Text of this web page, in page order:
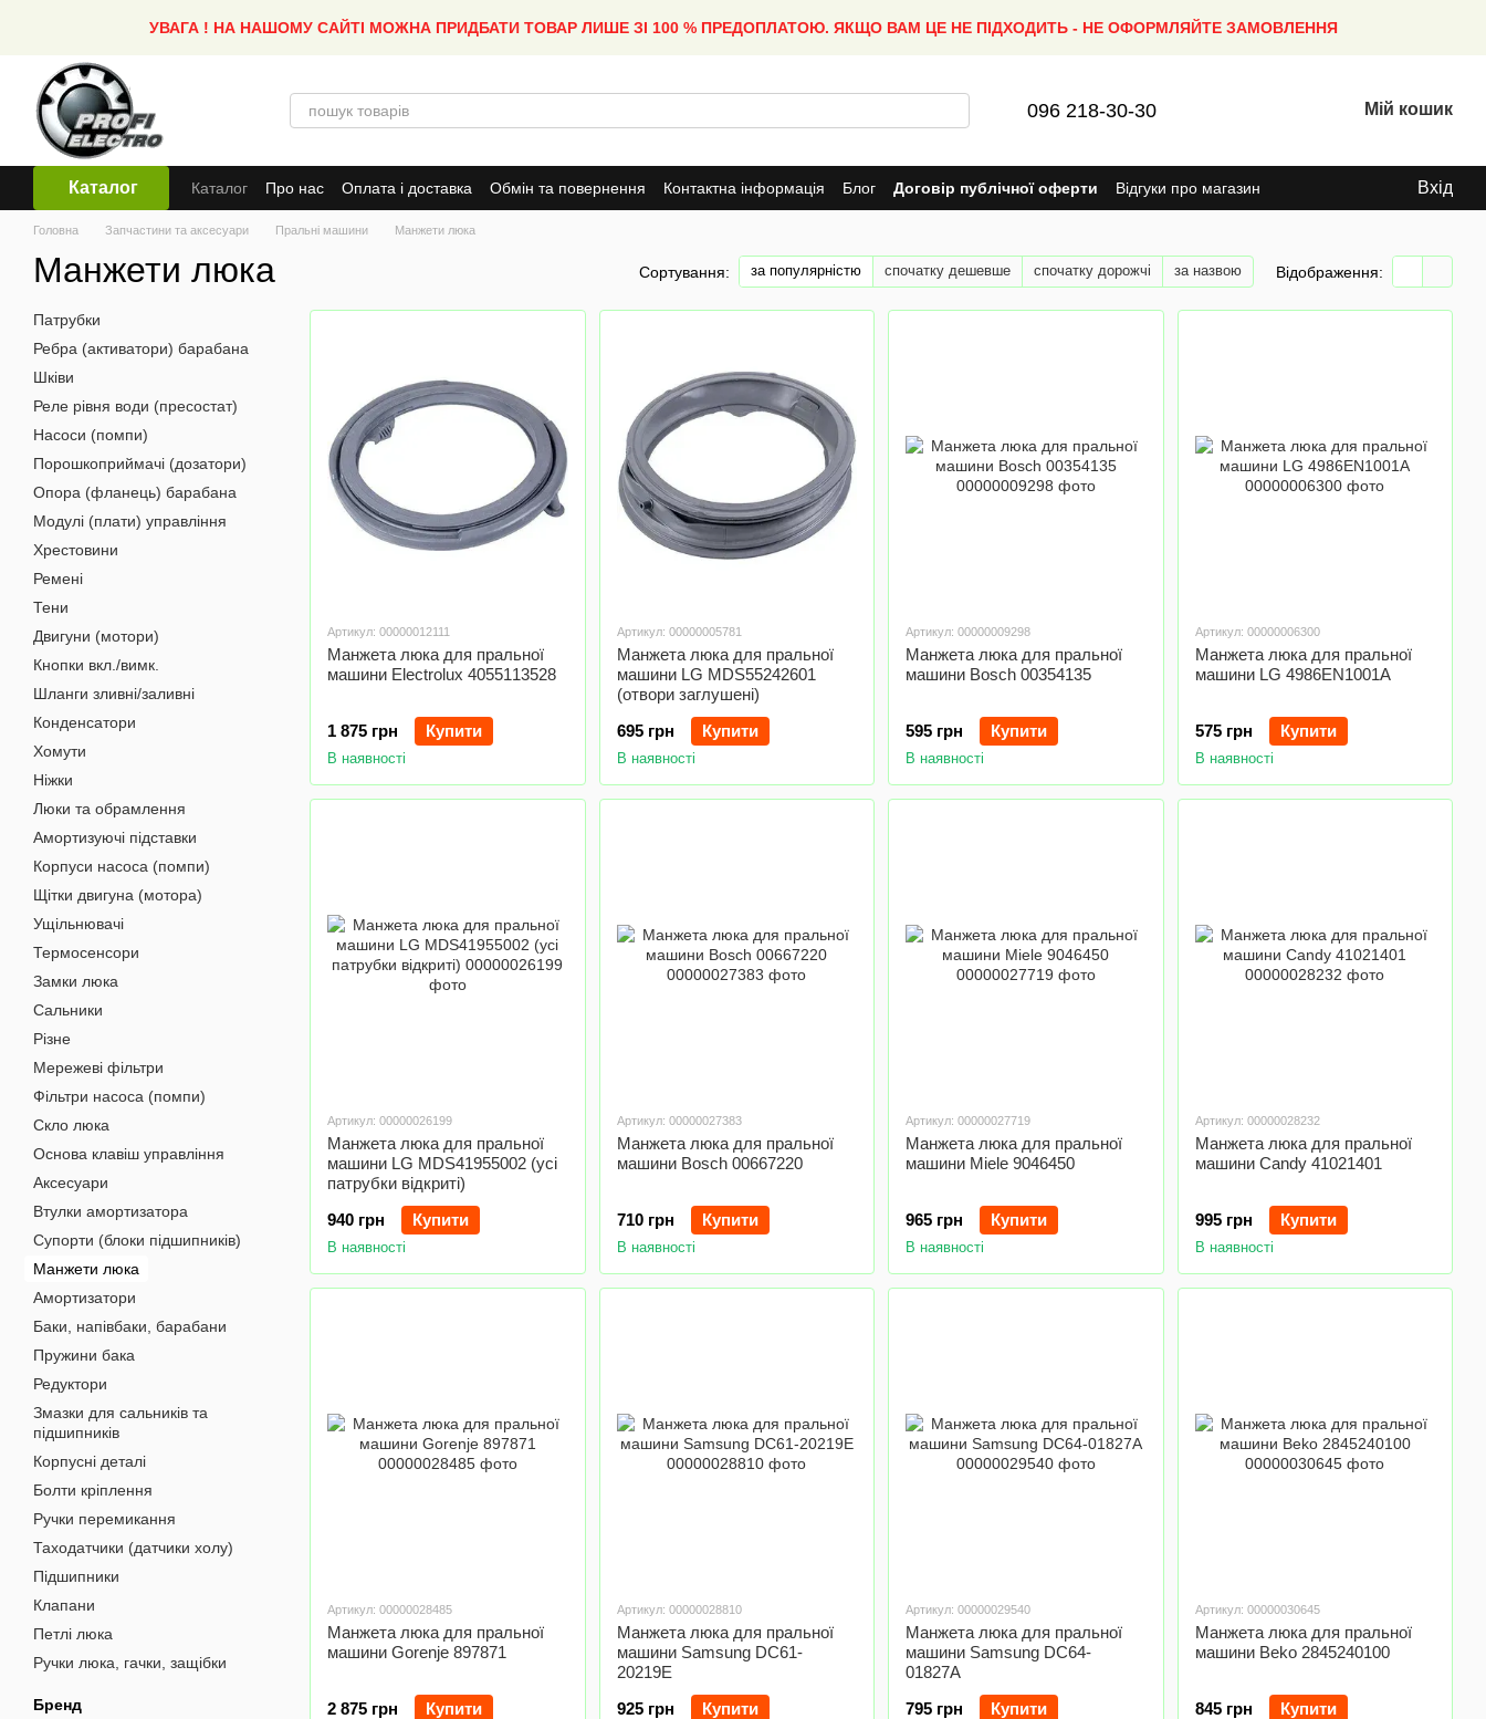
УВАГА ! НА НАШОМУ САЙТІ МОЖНА ПРИДБАТИ ТОВАР ЛИШЕ ЗІ 100 % ПРЕДОПЛАТОЮ. ЯКЩО ВАМ ЦЕ НЕ ПІДХОДИТЬ - НЕ ОФОРМЛЯЙТЕ ЗАМОВЛЕННЯ
096 218-30-30 Мій кошик
Каталог Каталог Про нас Оплата і доставка Обмін та повернення Контактна інформація Блог Договір публічної оферти Відгуки про магазин Вхід
Головна Запчастини та аксесуари Пральні машини Манжети люка
Манжети люка Сортування: за популярністю спочатку дешевше спочатку дорожчі за назвою Відображення:
Артикул: 00000012111
Манжета люка для пральної
машини Electrolux 4055113528
1 875 грн Купити
В наявності
Артикул: 00000005781
Манжета люка для пральної
машини LG MDS55242601
(отвори заглушені)
695 грн
Купити
В наявності
Артикул: 00000009298
Манжета люка для пральної
машини Bosch 00354135
595 грн Купити
В наявності
Артикул: 00000006300
Манжета люка для пральної
машини LG 4986EN1001A
575 грн Купити
В наявності
Артикул: 00000026199
Манжета люка для пральної
машини LG MDS41955002 (усі
патрубки відкриті)
940 грн
Купити
В наявності
Артикул: 00000027383
Манжета люка для пральної
машини Bosch 00667220
710 грн Купити
В наявності
Артикул: 00000027719
Манжета люка для пральної
машини Miele 9046450
965 грн Купити
В наявності
Артикул: 00000028232
Манжета люка для пральної
машини Candy 41021401
995 грн Купити
В наявності
Артикул: 00000028485
Манжета люка для пральної
машини Gorenje 897871
2 875 грн Купити
Артикул: 00000028810
Манжета люка для пральної
машини Samsung DC61-
20219E
925 грн
Купити
Артикул: 00000029540
Манжета люка для пральної
машини Samsung DC64-
01827A
795 грн
Купити
Артикул: 00000030645
Манжета люка для пральної
машини Beko 2845240100
845 грн Купити
Патрубки
Ребра (активатори) барабана
Шківи
Реле рівня води (пресостат)
Насоси (помпи)
Порошкоприймачі (дозатори)
Опора (фланець) барабана
Модулі (плати) управління
Хрестовини
Ремені
Тени
Двигуни (мотори)
Кнопки вкл./вимк.
Шланги зливні/заливні
Конденсатори
Хомути
Ніжки
Люки та обрамлення
Амортизуючі підставки
Корпуси насоса (помпи)
Щітки двигуна (мотора)
Ущільнювачі
Термосенсори
Замки люка
Сальники
Різне
Мережеві фільтри
Фільтри насоса (помпи)
Скло люка
Основа клавіш управління
Аксесуари
Втулки амортизатора
Супорти (блоки підшипників)
Манжети люка
Амортизатори
Баки, напівбаки, барабани
Пружини бака
Редуктори
Змазки для сальників та
підшипників
Корпусні деталі
Болти кріплення
Ручки перемикання
Таходатчики (датчики холу)
Підшипники
Клапани
Петлі люка
Ручки люка, гачки, защібки
Бренд